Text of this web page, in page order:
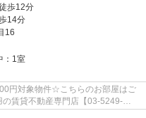
歩12分
14分
16
1室
円対象物件☆こちらのお部屋はご
賃貸不動産専門店【03-5249-